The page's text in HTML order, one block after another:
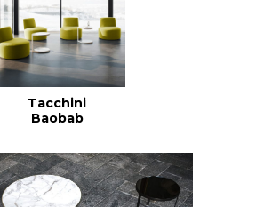
Tacchini
Baobab